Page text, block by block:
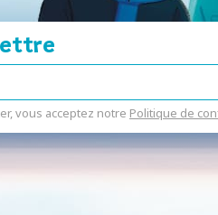
vous acceptez notre Politique de